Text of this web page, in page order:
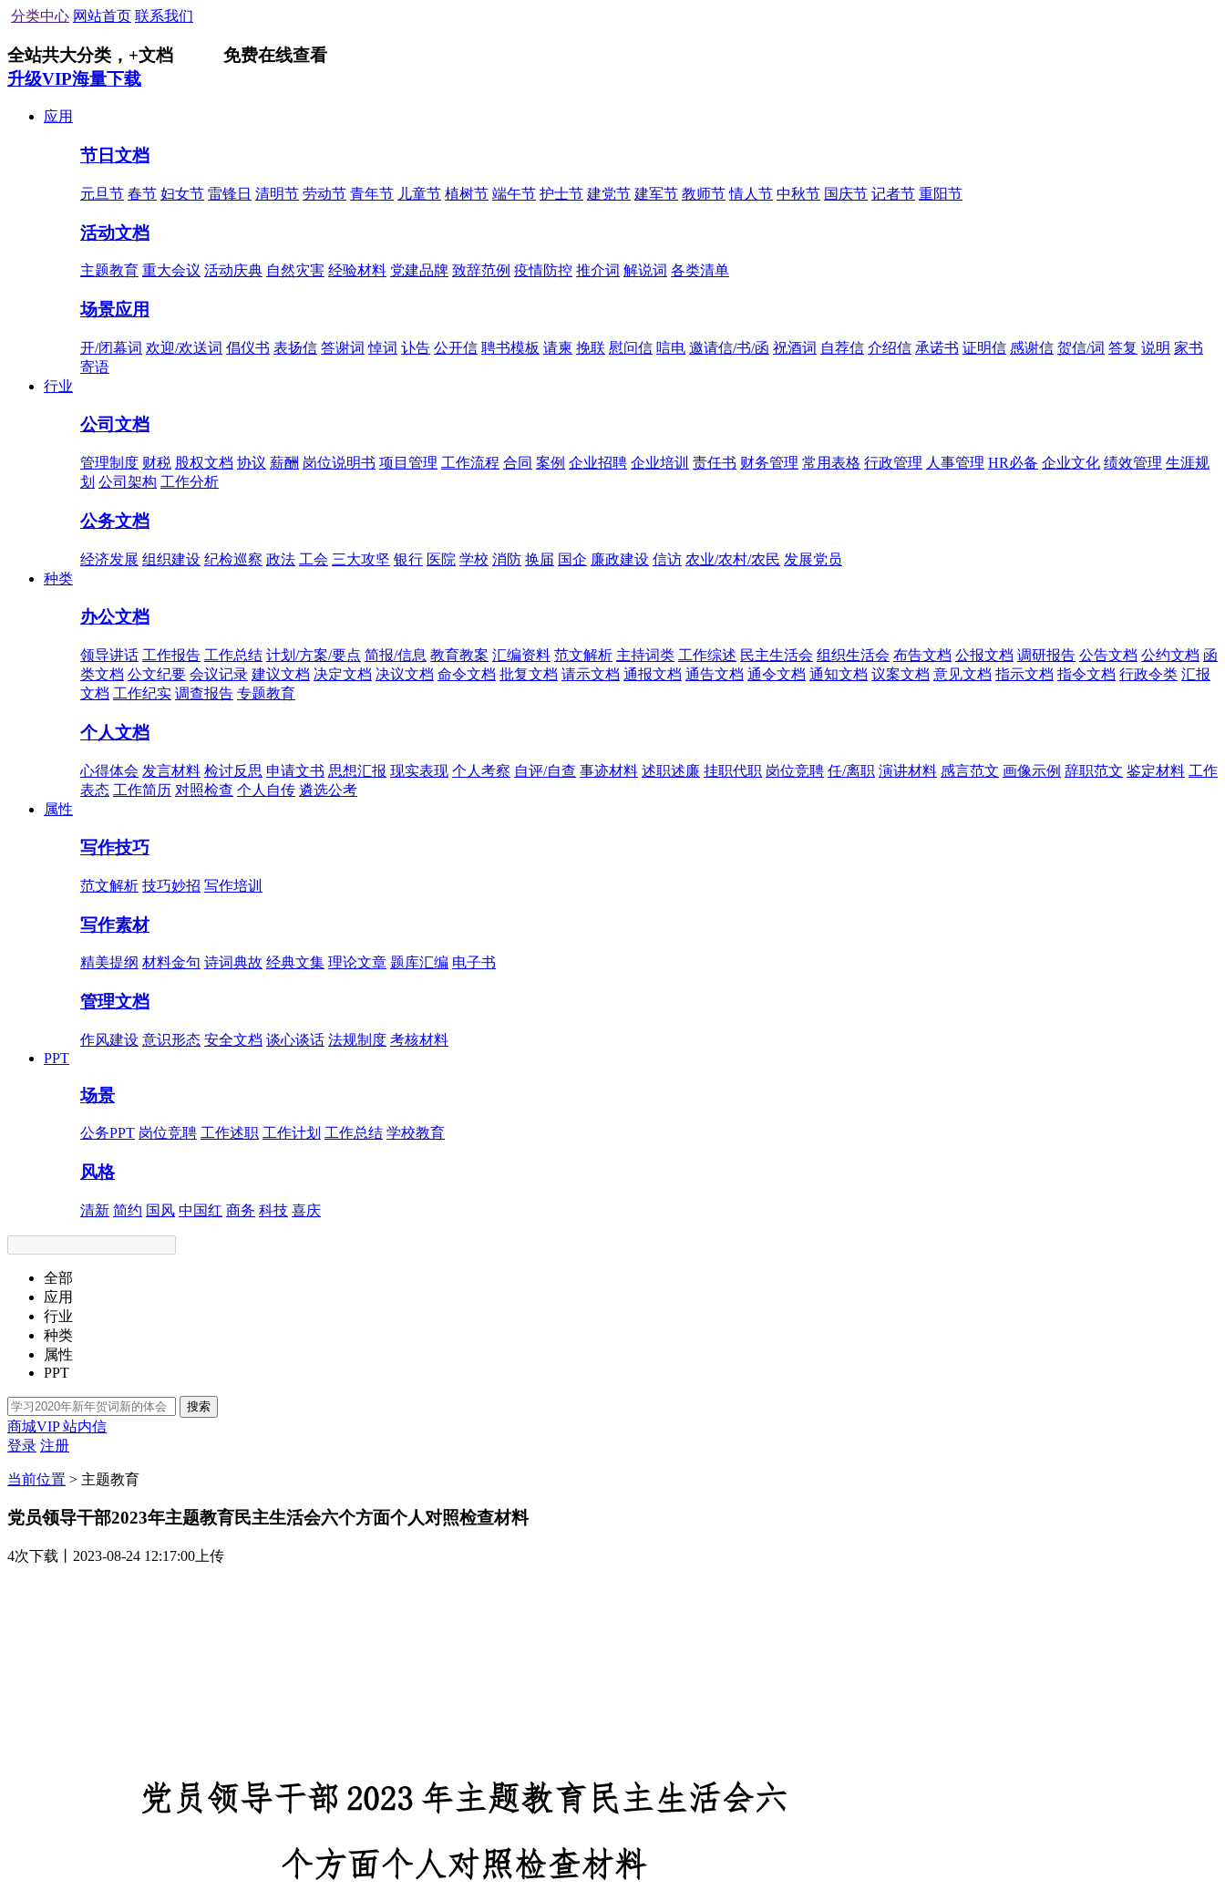
分类中心 网站首页 联系我们
全站共大分类， +文档
免费在线查看
升级VIP海量下载
应用
节日文档
元旦节 春节 妇女节 雷锋日 清明节 劳动节 青年节 儿童节 植树节 端午节 护士节 建党节 建军节 教师节 情人节 中秋节 国庆节 记者节 重阳节
活动文档
主题教育 重大会议 活动庆典 自然灾害 经验材料 党建品牌 致辞范例 疫情防控 推介词 解说词 各类清单
场景应用
开/闭幕词 欢迎/欢送词 倡仪书 表扬信 答谢词 悼词 讣告 公开信 聘书模板 请柬 挽联 慰问信 唁电 邀请信/书/函 祝酒词 自荐信 介绍信 承诺书 证明信 感谢信 贺信/词 答复 说明 家书
寄语
行业
公司文档
管理制度 财税 股权文档 协议 薪酬 岗位说明书 项目管理 工作流程 合同 案例 企业招聘 企业培训 责任书 财务管理 常用表格 行政管理 人事管理 HR必备 企业文化 绩效管理 生涯规
划 公司架构 工作分析
公务文档
经济发展 组织建设 纪检巡察 政法 工会 三大攻坚 银行 医院 学校 消防 换届 国企 廉政建设 信访 农业/农村/农民 发展党员
种类
办公文档
领导讲话 工作报告 工作总结 计划/方案/要点 简报/信息 教育教案 汇编资料 范文解析 主持词类 工作综述 民主生活会 组织生活会 布告文档 公报文档 调研报告 公告文档 公约文档 函
类文档 公文纪要 会议记录 建议文档 决定文档 决议文档 命令文档 批复文档 请示文档 通报文档 通告文档 通令文档 通知文档 议案文档 意见文档 指示文档 指令文档 行政令类 汇报
文档 工作纪实 调查报告 专题教育
个人文档
心得体会 发言材料 检讨反思 申请文书 思想汇报 现实表现 个人考察 自评/自查 事迹材料 述职述廉 挂职代职 岗位竞聘 任/离职 演讲材料 感言范文 画像示例 辞职范文 鉴定材料 工作
表态 工作简历 对照检查 个人自传 遴选公考
属性
写作技巧
范文解析 技巧妙招 写作培训
写作素材
精美提纲 材料金句 诗词典故 经典文集 理论文章 题库汇编 电子书
管理文档
作风建设 意识形态 安全文档 谈心谈话 法规制度 考核材料
PPT
场景
公务PPT 岗位竞聘 工作述职 工作计划 工作总结 学校教育
风格
清新 简约 国风 中国红 商务 科技 喜庆
全部
应用
行业
种类
属性
PPT
搜索
商城VIP站内信
登录 注册
当前位置 > 主题教育
党员领导干部2023年主题教育民主生活会六个方面个人对照检查材料
4次下载 丨2023-08-24 12:17:00上传